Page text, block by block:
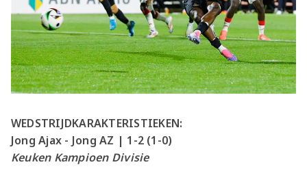
WEDSTRIJDKARAKTERISTIEKEN:
Jong Ajax - Jong AZ | 1-2 (1-0)
Keuken Kampioen Divisie